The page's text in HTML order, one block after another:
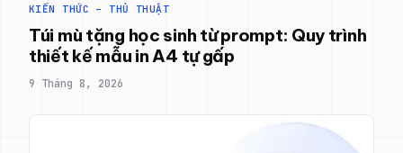
KIẾN THỨC – THỦ THUẬT
Túi mù tặng học sinh từ prompt: Quy trình
thiết kế mẫu in A4 tự gấp
9 Tháng 8, 2026